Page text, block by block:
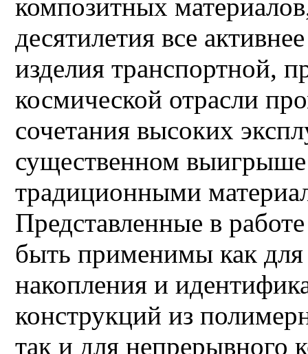
композитных
десятилетия все
изделия транспортной,
космической отрасли
сочетания высоких
существенном выигрыше
традиционными
Представленные в
быть применимы как
накопления и
конструкций из
так и для непрерывного